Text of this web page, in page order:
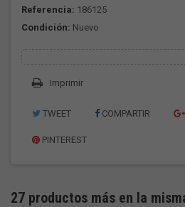
Referencia: 186125
Condición: Nuevo
Imprimir
TWEET COMPARTIR
PINTEREST
27 productos más en la